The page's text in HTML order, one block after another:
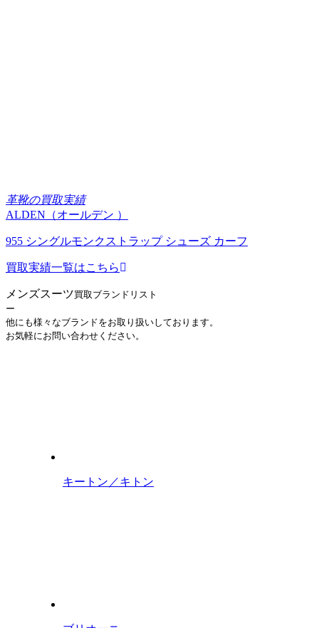
革靴の買取実績
ALDEN（オールデン ）
955 シングルモンクストラップ シューズ カーフ
買取実績一覧はこちら
メンズスーツ買取ブランドリスト
ー
他にも様々なブランドをお取り扱いしております。
お気軽にお問い合わせください。
キートン／キトン